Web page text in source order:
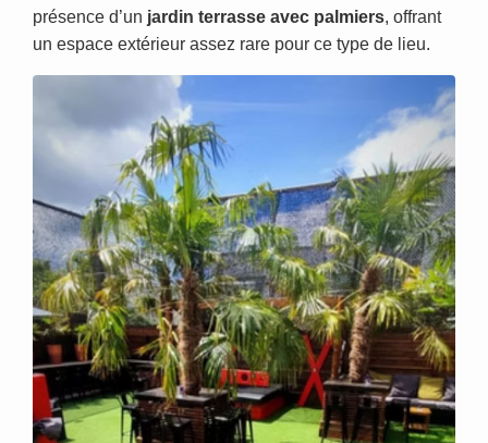
présence d’un jardin terrasse avec palmiers, offrant
un espace extérieur assez rare pour ce type de lieu.